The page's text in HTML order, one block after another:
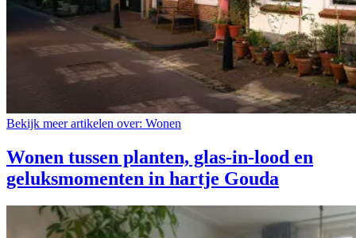
Bekijk meer artikelen over: Wonen
Wonen tussen planten, glas-in-lood en
geluksmomenten in hartje Gouda